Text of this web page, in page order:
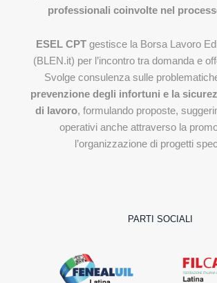
professionali coinvolte nel
ESEL CPT gestisce la Borsa Lavoro
(BLEN.it) per l’incontro tra domanda e
Svolge consulenza sulle
prevenzione degli infortuni e la
di lavoro, formulando proposte,
operativi anche attraverso la
l’organizzazione di progetti
PARTI SOCIALI